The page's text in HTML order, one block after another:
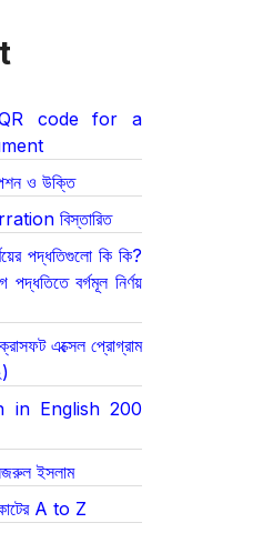
code for a
ও উক্তি
বিস্তারিত
পদ্ধতিগুলো কি কি?
বর্গমূল নির্ণয়
এক্সেল প্রোগ্রাম
in English 200
ইসলাম
A to Z